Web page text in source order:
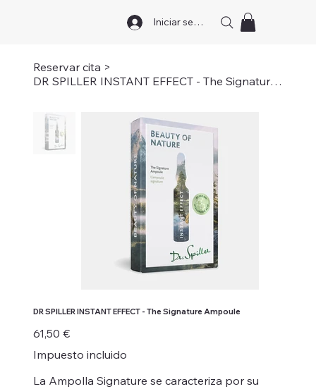
Iniciar sesión
Reservar cita >
DR SPILLER INSTANT EFFECT - The Signature Ampoule
DR SPILLER INSTANT EFFECT - The Signature Ampoule
Precio
61,50 €
Impuesto incluido
La Ampolla Signature se caracteriza por su